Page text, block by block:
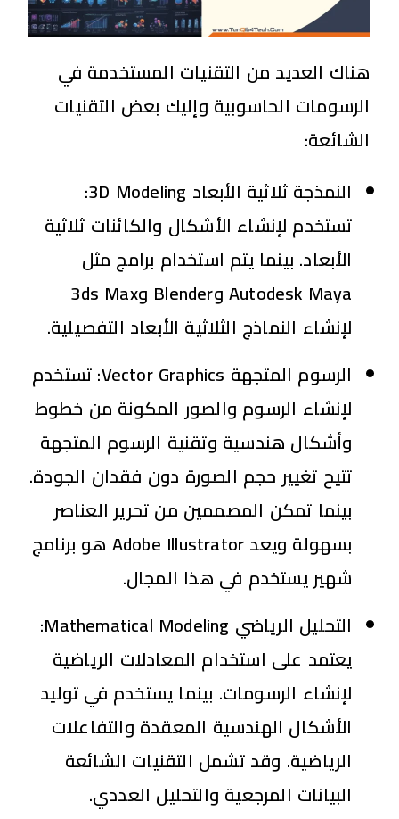
هناك العديد من التقنيات المستخدمة في
الرسومات الحاسوبية وإليك بعض التقنيات
الشائعة:
النمذجة ثلاثية الأبعاد
3D Modeling
:
تستخدم لإنشاء الأشكال والكائنات ثلاثية
الأبعاد. بينما يتم استخدام برامج مثل
Autodesk Maya وBlender و3ds Max
لإنشاء النماذج الثلاثية الأبعاد التفصيلية.
الرسوم المتجهة Vector Graphics
:تستخدم
لإنشاء الرسوم والصور المكونة من خطوط
وأشكال هندسية وتقنية الرسوم المتجهة
تتيح تغيير حجم الصورة دون فقدان الجودة.
بينما تمكن المصممين من تحرير العناصر
بسهولة ويعد Adobe Illustrator هو برنامج
شهير يستخدم في هذا المجال.
التحليل الرياضي Mathematical Modeling
:
يعتمد على استخدام المعادلات الرياضية
لإنشاء الرسومات. بينما يستخدم في توليد
الأشكال الهندسية المعقدة والتفاعلات
الرياضية. وقد تشمل التقنيات الشائعة
البيانات المرجعية والتحليل العددي.